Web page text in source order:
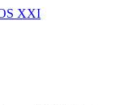
XXI